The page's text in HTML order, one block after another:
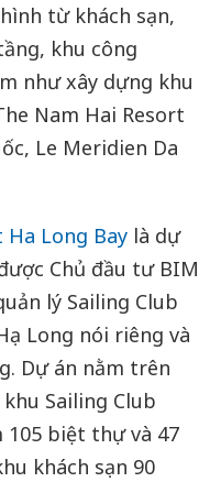
từ khách sạn,
khu công
như xây dựng khu
Nam Hai Resort
Le Meridien Da
Long Baylà dự
Chủ đầu tư BIM
lý Sailing Club
Long nói riêng và
Dự án nằm trên
Sailing Club
105 biệt thự và 47
khách sạn 90